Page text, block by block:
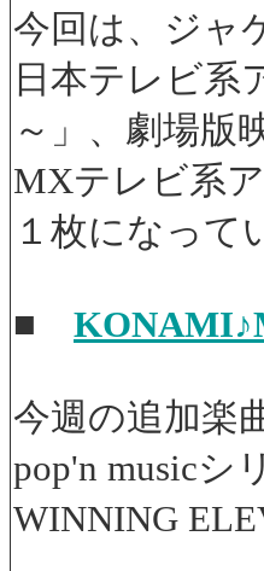
今回は、ジャ
日本テレビ系
～」、劇場版
MXテレビ系
１枚になって
■
今週の追加楽
pop'n musicシ
WINNING